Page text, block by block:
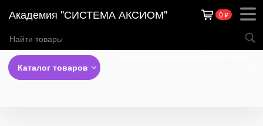
Академия "СИСТЕМА АКСИОМ" 0 ₽
Каталог товаров